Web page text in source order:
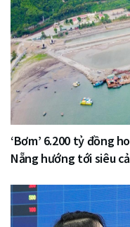
‘Bơm’ 6.200 tỷ đồng
Nẵng hướng tới siêu